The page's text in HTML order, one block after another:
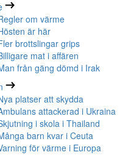
om värme
är här
brottslingar grips
mat i affären
från gäng dömd i Irak
platser att skydda
attackerad i Ukraina
i skola i Thailand
barn kvar i Ceuta
för värme i Europa